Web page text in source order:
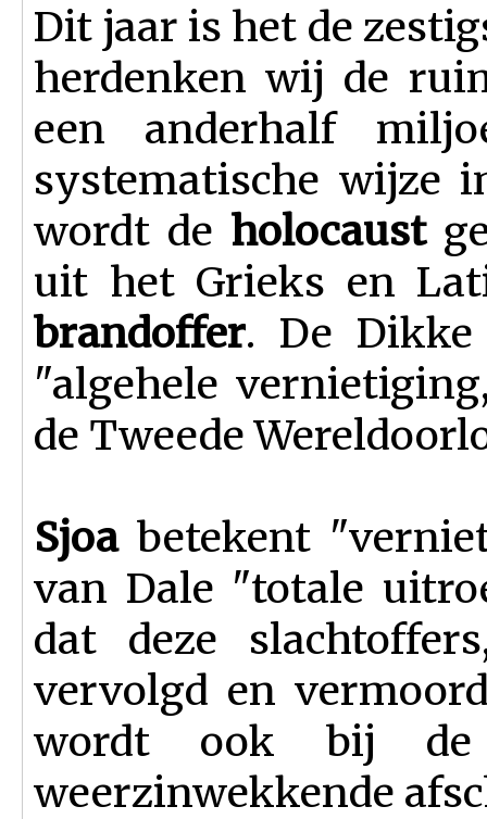
Dit jaar is het de
herdenken wij de
een anderhalf
systematische wijze
wordt de holocaust
uit het Grieks en
brandoffer. De
"algehele
de Tweede
Sjoabetekent
van Dale "totale
dat deze
vervolgd en
wordt ook bij de
weerzinwekkende